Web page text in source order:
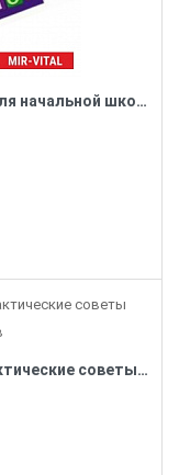
Развиваем логическое мышление: для начальной школы
Как научить подростка читать? Практические советы учителю 5-7 классов